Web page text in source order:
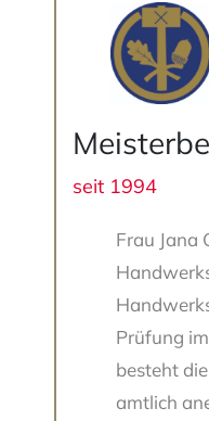
seit 1994
Frau Jana
Prüfung
besteht
amtlich